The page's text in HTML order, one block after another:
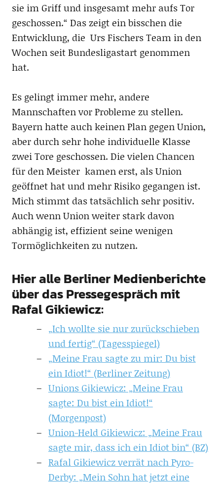
sie im Griff und insgesamt mehr aufs Tor
geschossen.“ Das zeigt ein bisschen die
Entwicklung, die Urs Fischers Team in den
Wochen seit Bundesligastart genommen
hat.
Es gelingt immer mehr, andere
Mannschaften vor Probleme zu stellen.
Bayern hatte auch keinen Plan gegen Union,
aber durch sehr hohe individuelle Klasse
zwei Tore geschossen. Die vielen Chancen
für den Meister kamen erst, als Union
geöffnet hat und mehr Risiko gegangen ist.
Mich stimmt das tatsächlich sehr positiv.
Auch wenn Union weiter stark davon
abhängig ist, effizient seine wenigen
Tormöglichkeiten zu nutzen.
Hier alle Berliner Medienberichte
über das Pressegespräch mit
Rafal Gikiewicz:
„Ich wollte sie nur zurückschieben
und fertig“ (Tagesspiegel)
„Meine Frau sagte zu mir: Du bist
ein Idiot!“ (Berliner Zeitung)
Unions Gikiewicz: „Meine Frau
sagte: Du bist ein Idiot!“
(Morgenpost)
Union-Held Gikiewicz: „Meine Frau
sagte mir, dass ich ein Idiot bin“ (BZ)
Rafal Gikiewicz verrät nach Pyro-
Derby: „Mein Sohn hat jetzt eine